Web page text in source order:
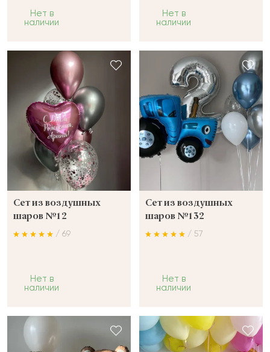
Нет в
наличии
Нет в
наличии
Сет из воздушных
шаров №12
/ 69
Нет в
наличии
Сет из воздушных
шаров №132
/ 57
Нет в
наличии